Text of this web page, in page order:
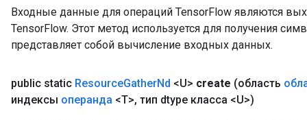
Входные данные для операций TensorFlow являются
TensorFlow. Этот метод используется для получения
представляет собой вычисление входных данных.
public static ResourceGatherNd <U> create (область
индексы операнда <T>, тип dtype класса <U>)